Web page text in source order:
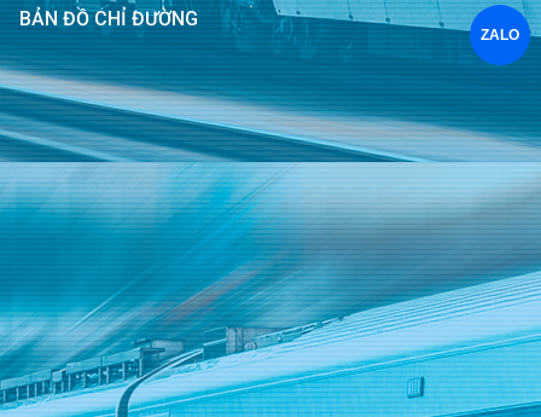
BẢN ĐỒ CHỈ ĐƯỜNG
ZALO